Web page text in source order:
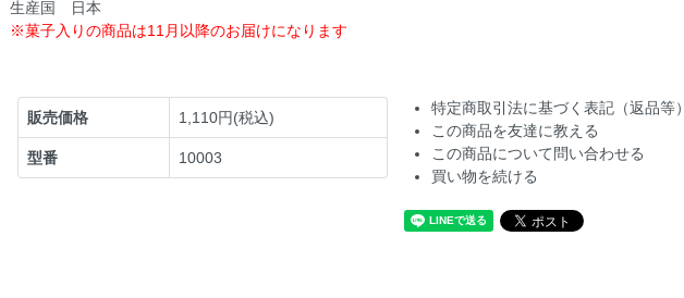
生産国 日本
※菓子入りの商品は11月以降のお届けになります
販売価格 1,110円(税込)
型番 10003
特定商取引法に基づく表記（返品等）
この商品を友達に教える
この商品について問い合わせる
買い物を続ける